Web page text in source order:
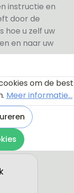
instructie en
door de
hoe u zelf uw
en naar uw
om de best
Meer informatie...